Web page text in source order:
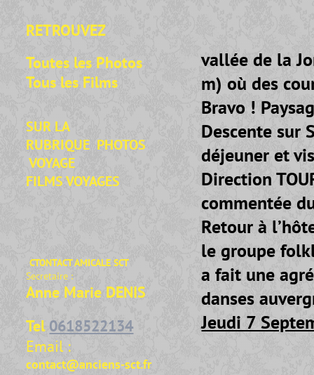
RETROUVEZ
Toutes les Photos
Tous les Films
SUR LA
RUBRIQUE PHOTOS
VOYAGE
FILMS VOYAGES
CTONTACT AMICALE SCT
Secretaire :
Anne Marie DENIS
Tel 0618522134
Email :
contact@anciens-sct.fr
vallée de la
m) où des
Bravo !
Descente sur
déjeuner et
Direction
commentée
Retour à
le groupe
a fait une
danses
Jeudi 7